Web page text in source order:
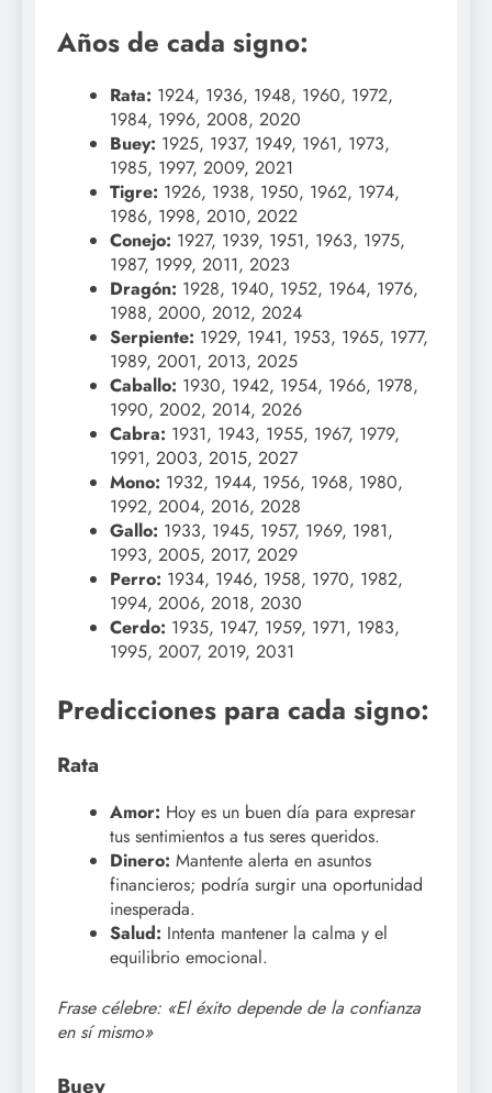
Años de cada signo:
Rata: 1924, 1936, 1948, 1960, 1972,
1984, 1996, 2008, 2020
Buey: 1925, 1937, 1949, 1961, 1973,
1985, 1997, 2009, 2021
Tigre: 1926, 1938, 1950, 1962, 1974,
1986, 1998, 2010, 2022
Conejo: 1927, 1939, 1951, 1963, 1975,
1987, 1999, 2011, 2023
Dragón: 1928, 1940, 1952, 1964, 1976,
1988, 2000, 2012, 2024
Serpiente: 1929, 1941, 1953, 1965, 1977,
1989, 2001, 2013, 2025
Caballo: 1930, 1942, 1954, 1966, 1978,
1990, 2002, 2014, 2026
Cabra: 1931, 1943, 1955, 1967, 1979,
1991, 2003, 2015, 2027
Mono: 1932, 1944, 1956, 1968, 1980,
1992, 2004, 2016, 2028
Gallo: 1933, 1945, 1957, 1969, 1981,
1993, 2005, 2017, 2029
Perro: 1934, 1946, 1958, 1970, 1982,
1994, 2006, 2018, 2030
Cerdo: 1935, 1947, 1959, 1971, 1983,
1995, 2007, 2019, 2031
Predicciones para cada signo:
Rata
Amor: Hoy es un buen día para expresar
tus sentimientos a tus seres queridos.
Dinero: Mantente alerta en asuntos
financieros; podría surgir una oportunidad
inesperada.
Salud: Intenta mantener la calma y el
equilibrio emocional.
Frase célebre: «El éxito depende de la confianza
en sí mismo»
Buey